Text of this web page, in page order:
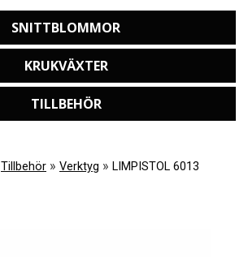
SNITTBLOMMOR
KRUKVÄXTER
TILLBEHÖR
Tillbehör » Verktyg » LIMPISTOL 6013